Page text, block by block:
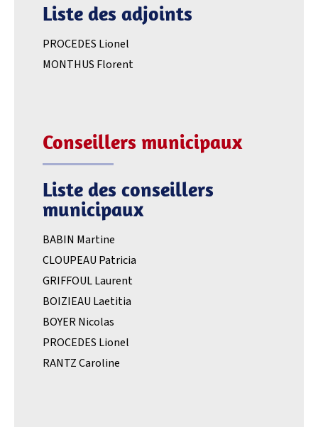
Liste des adjoints
PROCEDES Lionel
MONTHUS Florent
Conseillers municipaux
Liste des conseillers
municipaux
BABIN Martine
CLOUPEAU Patricia
GRIFFOUL Laurent
BOIZIEAU Laetitia
BOYER Nicolas
PROCEDES Lionel
RANTZ Caroline